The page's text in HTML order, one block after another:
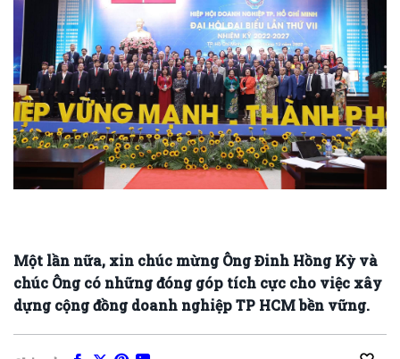
Một lần nữa, xin chúc mừng Ông Đinh Hồng Kỳ và
chúc Ông có những đóng góp tích cực cho việc xây
dựng cộng đồng doanh nghiệp TP HCM bền vững.